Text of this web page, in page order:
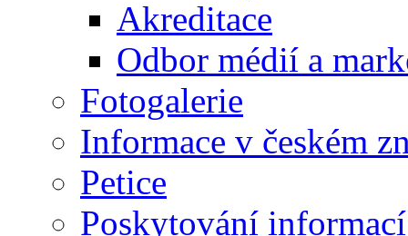
Akreditace
Odbor médií a
Fotogalerie
Informace v českém
Petice
Poskytování informací